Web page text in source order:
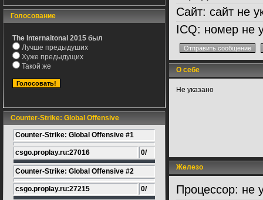
Голосование
The Internaitonal 2015 был
Лучше предыдуших
Хуже предыдущих
Такой же
Counter-Strike: Global Offensive
Counter-Strike: Global Offensive #1
csgo.proplay.ru:27016 0/
Counter-Strike: Global Offensive #2
csgo.proplay.ru:27215 0/
Сайт: сайт не
ICQ: номер не
О себе
Не указано
Железо
Процессор: не